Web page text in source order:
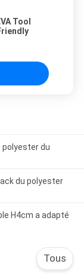
Tool
polyester du
du polyester
H4cm a adapté
Tous